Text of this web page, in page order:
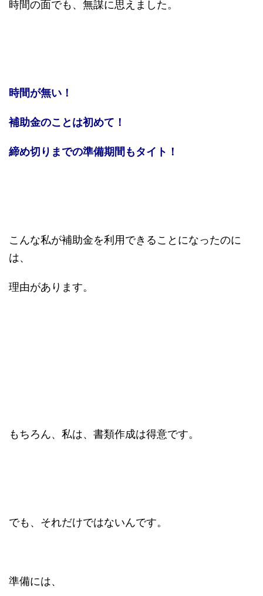
時間の面でも、無謀に思えました。
時間が無い！
補助金のことは初めて！
締め切りまでの準備期間もタイト！
こんな私が補助金を利用できることになったのに
は、
理由があります。
もちろん、私は、書類作成は得意です。
でも、それだけではないんです。
準備には、